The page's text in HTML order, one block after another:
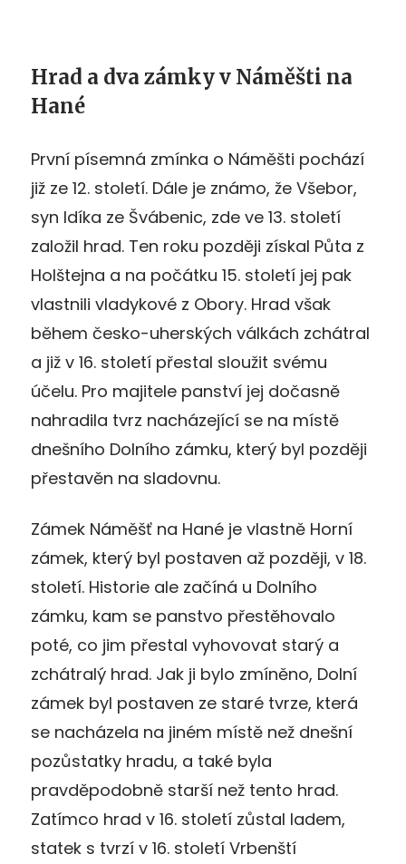
Hrad a dva zámky v Náměšti na
Hané
První písemná zmínka o Náměšti pochází
již ze 12. století. Dále je známo, že Všebor,
syn Idíka ze Švábenic, zde ve 13. století
založil hrad. Ten roku později získal Půta z
Holštejna a na počátku 15. století jej pak
vlastnili vladykové z Obory. Hrad však
během česko-uherských válkách zchátral
a již v 16. století přestal sloužit svému
účelu. Pro majitele panství jej dočasně
nahradila tvrz nacházející se na místě
dnešního Dolního zámku, který byl později
přestavěn na sladovnu.
Zámek Náměšť na Hané je vlastně Horní
zámek, který byl postaven až později, v 18.
století. Historie ale začíná u Dolního
zámku, kam se panstvo přestěhovalo
poté, co jim přestal vyhovovat starý a
zchátralý hrad. Jak ji bylo zmíněno, Dolní
zámek byl postaven ze staré tvrze, která
se nacházela na jiném místě než dnešní
pozůstatky hradu, a také byla
pravděpodobně starší než tento hrad.
Zatímco hrad v 16. století zůstal ladem,
statek s tvrzí v 16. století Vrbenští